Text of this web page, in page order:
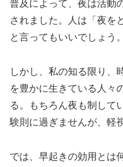
普及によって、夜は活動
されました。人は「夜を
と言ってもいいでしょう。
しかし、私の知る限り、
を豊かに生きている人々
る。もちろん夜も制して
験則に過ぎませんが、軽
では、早起きの効用とは